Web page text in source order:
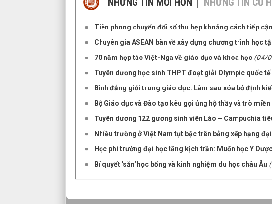
NHỮNG TIN MỚI HƠN NHỮNG TIN CŨ
Tiên phong chuyển đổi số thu hẹp khoảng cách tiếp
Chuyên gia ASEAN bàn về xây dựng chương trình học
70 năm hợp tác Việt-Nga về giáo dục và khoa học (04/
Tuyên dương học sinh THPT đoạt giải Olympic quốc tế
Bình đẳng giới trong giáo dục: Làm sao xóa bỏ định
Bộ Giáo dục và Đào tạo kêu gọi ủng hộ thầy và trò
Tuyên dương 122 gương sinh viên Lào – Campuchia
Nhiều trường ở Việt Nam tụt bậc trên bảng xếp hạng đại
Học phí trường đại học tăng kịch trần: Muốn học Y
Bí quyết 'săn' học bổng và kinh nghiệm du học châu Âu